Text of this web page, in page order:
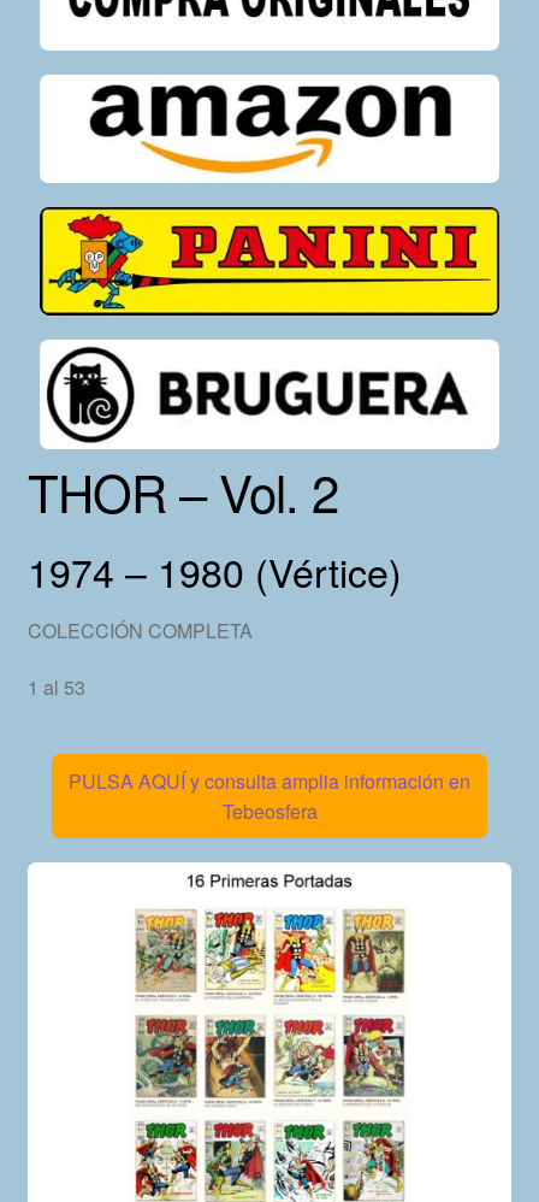
THOR – Vol. 2
1974 – 1980 (Vértice)
COLECCIÓN COMPLETA
1 al 53
PULSA AQUÍ y consulta amplia información en
Tebeosfera